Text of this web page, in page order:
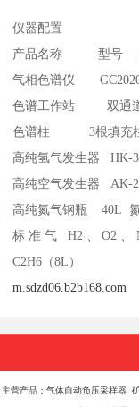
仪器配置
产品名称 型号
气相色谱仪 GC2020
色谱工作站 双通道
色谱柱 3根填充
高纯氢气发生器 HK-
高纯空气发生器 AK-2
高纯氮气钢瓶 40L 氮
标准气 H2、O2、
C2H6（8L）
m.sdzd06.b2b168.com
主营产品：气体自动负压采样器